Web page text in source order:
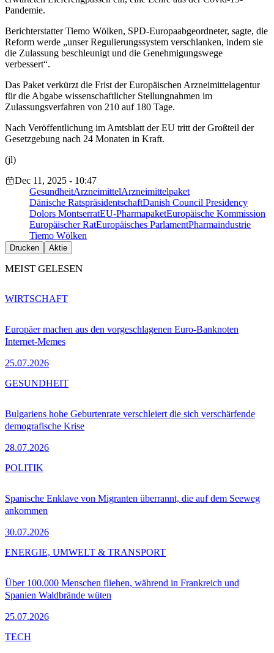
Pandemie.
Berichterstatter Tiemo Wölken, SPD-Europaabgeordneter, sagte, die
Reform werde „unser Regulierungssystem verschlanken, indem sie
die Zulassung beschleunigt und die Genehmigungswege
verbessert“.
Das Paket verkürzt die Frist der Europäischen Arzneimittelagentur
für die Abgabe wissenschaftlicher Stellungnahmen im
Zulassungsverfahren von 210 auf 180 Tage.
Nach Veröffentlichung im Amtsblatt der EU tritt der Großteil der
Gesetzgebung nach 24 Monaten in Kraft.
(jl)
Dec 11, 2025 - 10:47
GesundheitArzneimittelArzneimittelpaket
Dänische RatspräsidentschaftDanish Council Presidency
Dolors MontserratEU-PharmapaketEuropäische Kommission
Europäischer RatEuropäisches ParlamentPharmaindustrie
Tiemo Wölken
Drucken Aktie
MEIST GELESEN
Europäer machen aus den vorgeschlagenen Euro-Banknoten
Internet-Memes
25.07.2026
WIRTSCHAFT
Bulgariens hohe Geburtenrate verschleiert die sich verschärfende
demografische Krise
28.07.2026
GESUNDHEIT
Spanische Enklave von Migranten überrannt, die auf dem Seeweg
ankommen
30.07.2026
POLITIK
Über 100.000 Menschen fliehen, während in Frankreich und
Spanien Waldbrände wüten
25.07.2026
ENERGIE, UMWELT & TRANSPORT
TECH